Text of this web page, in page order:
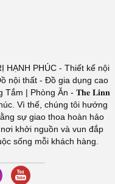
PHÚC - Thiết kế nội
nội thất - Đồ gia dụng cao
Tắm | Phòng Ăn - 𝐓𝐡𝐞 𝐋𝐢𝐧𝐧
Vì thế, chúng tôi hướng
sự giao thoa hoàn hảo
khởi nguồn và vun đắp
sống mỗi khách hàng.